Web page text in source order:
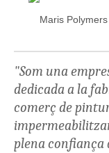
"Som una
dedicada a la
comerç de
plena confiança